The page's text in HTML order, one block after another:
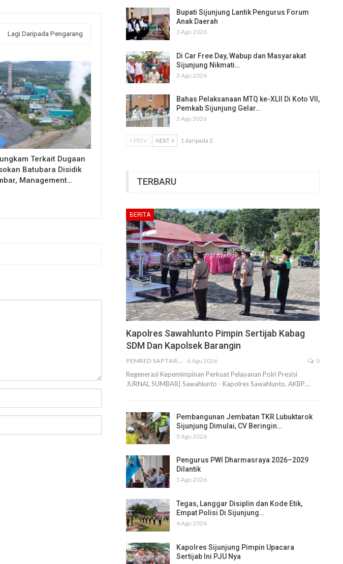
Lagi Daripada Pengarang
Terkait Dugaan
Batubara Disidik
Management…
Bupati Sijunjung Lantik Pengurus Forum
Anak Daerah
3 Agu 2026
Di Car Free Day, Wabup dan Masyarakat
Sijunjung Nikmati…
3 Agu 2026
Bahas Pelaksanaan MTQ ke-XLII Di Koto VII,
Pemkab Sijunjung Gelar…
3 Agu 2026
PREV NEXT 1 daripada 2
TERBARU
BERITA
Kapolres Sawahlunto Pimpin Sertijab Kabag
SDM Dan Kapolsek Barangin
PEMRED SAPTARIUS 6 Agu 2026 0
Regenerasi Kepemimpinan Perkuat Pelayanan Polri Presisi
JURNAL SUMBAR| Sawahlunto - Kapolres Sawahlunto, AKBP…
Pembangunan Jembatan TKR Lubuktarok
Sijunjung Dimulai, CV Beringin…
5 Agu 2026
Pengurus PWI Dharmasraya 2026–2029
Dilantik
5 Agu 2026
Tegas, Langgar Disiplin dan Kode Etik,
Empat Polisi Di Sijunjung…
4 Agu 2026
Kapolres Sijunjung Pimpin Upacara
Sertijab Ini PJU Nya